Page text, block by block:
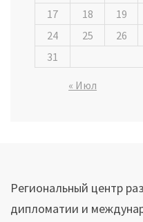
17
18 19
24
25 26
31
« Июл
Региональный центр
дипломатии и